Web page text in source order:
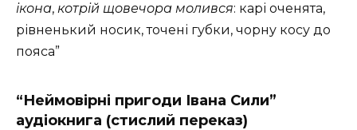
ікона, котрій щовечора молився: карі оченята,
рівненький носик, точені губки, чорну косу до
пояса”
“Неймовірні пригоди Івана Сили”
аудіокнига (стислий переказ)